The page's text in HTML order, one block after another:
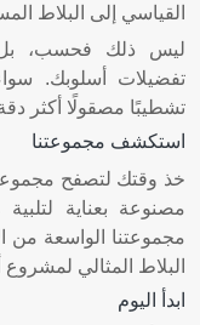
القياسي إلى البلاط
ليس ذلك فحسب، بل
تفضيلات أسلوبك.
تشطيبًا مصقولًا أكثر
استكشف مجموعتنا
خذ وقتك لتصفح
مصنوعة بعناية لتلبية
مجموعتنا الواسعة من
البلاط المثالي
ابدأ اليوم